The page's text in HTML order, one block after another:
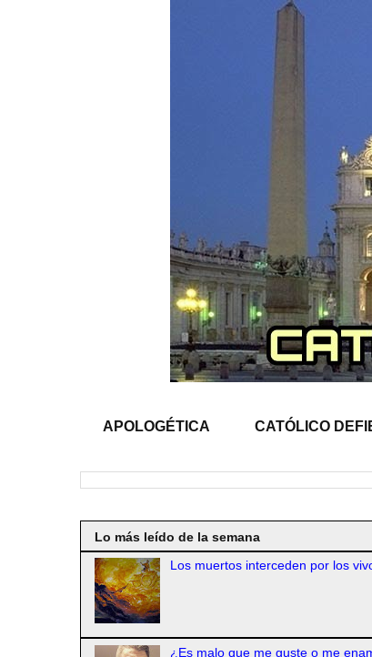
APOLOGÉTICA CATÓLICO
Lo más leído de la semana
Los muertos interceden por los
¿Es malo que me guste o me